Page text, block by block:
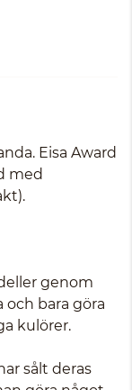
Eisa Award
med
genom
bara göra
kulörer.
sålt deras